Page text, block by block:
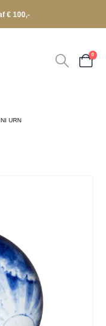
€ 100,-
0
URN